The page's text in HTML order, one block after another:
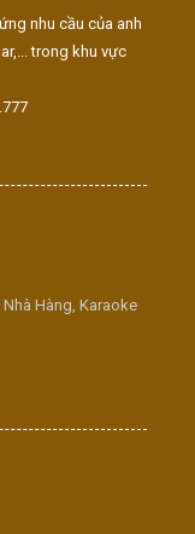
nhu cầu của anh
trong khu vực
Nhà Hàng, Karaoke